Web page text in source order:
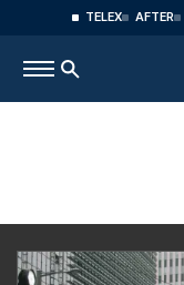
TELEX AFTER